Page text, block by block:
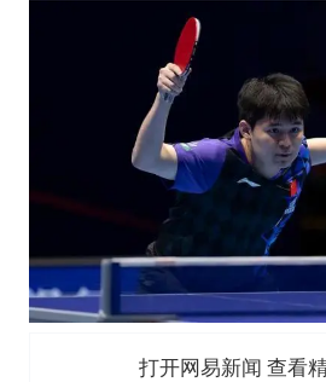
打开网易新闻 查看